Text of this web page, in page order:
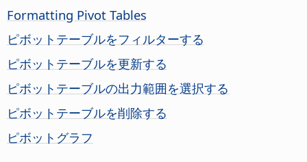
Formatting Pivot Tables
ピボットテーブルをフィルターする
ピボットテーブルを更新する
ピボットテーブルの出力範囲を選択する
ピボットテーブルを削除する
ピボットグラフ